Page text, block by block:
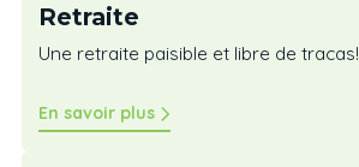
Retraite
Une retraite paisible et libre de tracas!
En savoir plus